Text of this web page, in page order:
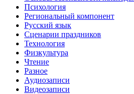
Психология
Региональный компонент
Русский язык
Сценарии праздников
Технология
Физкультура
Чтение
Разное
Аудиозаписи
Видеозаписи